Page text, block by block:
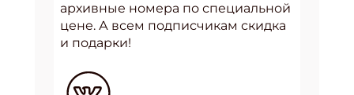
архивные номера по специальной
цене. А всем подписчикам скидка
и подарки!